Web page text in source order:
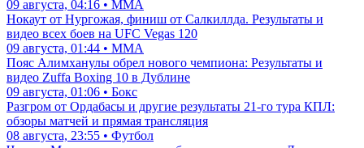
09 августа, 04:16 • ММА
Нокаут от Нургожая, финиш от Салкиллда. Результаты и
видео всех боев на UFC Vegas 120
09 августа, 01:44 • ММА
Пояс Алимханулы обрел нового чемпиона: Результаты и
видео Zuffa Boxing 10 в Дублине
09 августа, 01:06 • Бокс
Разгром от Ордабасы и другие результаты 21-го тура КПЛ:
обзоры матчей и прямая трансляция
08 августа, 23:55 • Футбол